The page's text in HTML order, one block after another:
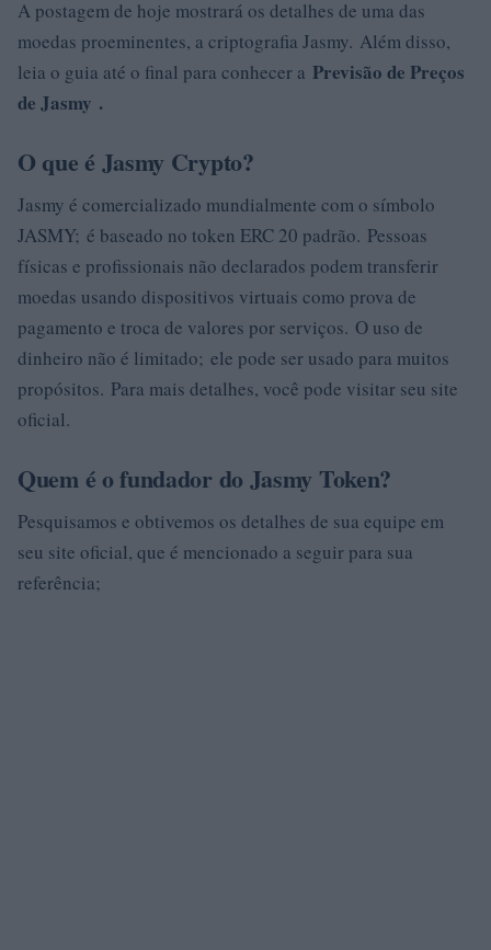
A postagem de hoje mostrará os detalhes de uma das
moedas proeminentes, a criptografia Jasmy. Além disso,
leia o guia até o final para conhecer a Previsão de Preços
de Jasmy .
O que é Jasmy Crypto?
Jasmy é comercializado mundialmente com o símbolo
JASMY; é baseado no token ERC 20 padrão. Pessoas
físicas e profissionais não declarados podem transferir
moedas usando dispositivos virtuais como prova de
pagamento e troca de valores por serviços. O uso de
dinheiro não é limitado; ele pode ser usado para muitos
propósitos. Para mais detalhes, você pode visitar seu site
oficial.
Quem é o fundador do Jasmy Token?
Pesquisamos e obtivemos os detalhes de sua equipe em
seu site oficial, que é mencionado a seguir para sua
referência;